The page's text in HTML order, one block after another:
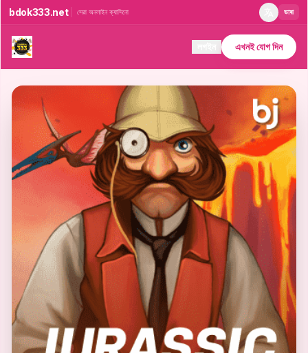
bdok333.net সেরা অনলাইন ক্যাসিনো ভাষা
এখনই যোগ দিন